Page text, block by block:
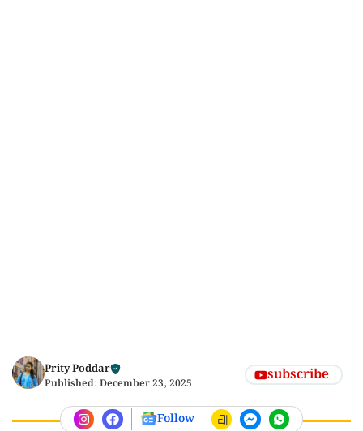
Prity Poddar
Published: December 23, 2025 subscribe
Follow